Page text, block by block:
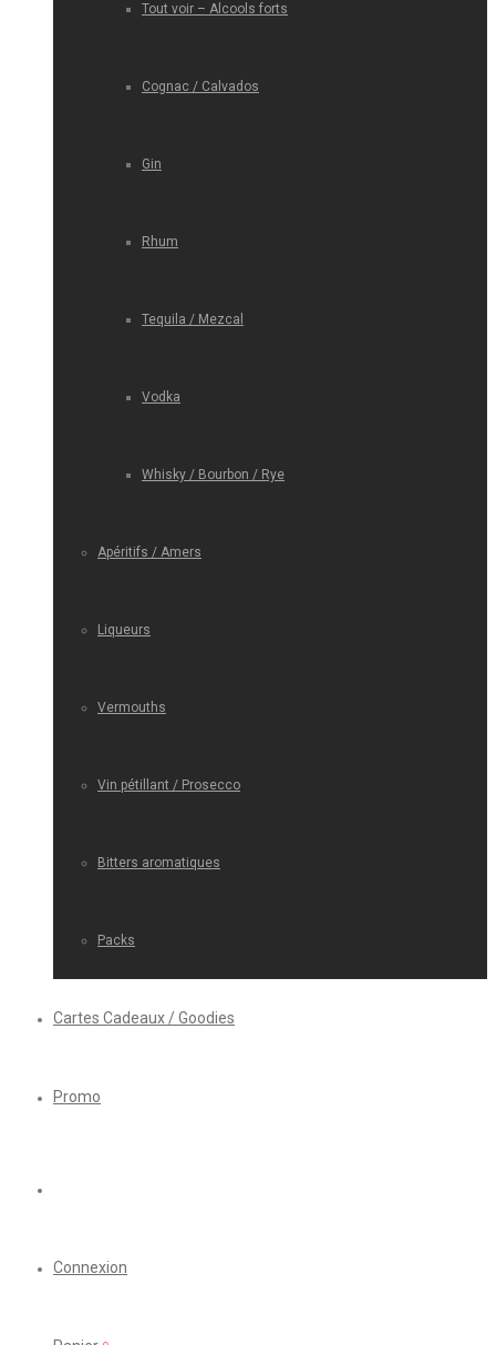
Tout voir – Alcools forts
Cognac / Calvados
Gin
Rhum
Tequila / Mezcal
Vodka
Whisky / Bourbon / Rye
Apéritifs / Amers
Liqueurs
Vermouths
Vin pétillant / Prosecco
Bitters aromatiques
Packs
Cartes Cadeaux / Goodies
Promo
Connexion